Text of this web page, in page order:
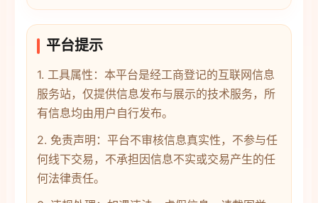
平台提示
1. 工具属性：本平台是经工商登记的互联网信息
服务站，仅提供信息发布与展示的技术服务，所
有信息均由用户自行发布。
2. 免责声明：平台不审核信息真实性，不参与任
何线下交易，不承担因信息不实或交易产生的任
何法律责任。